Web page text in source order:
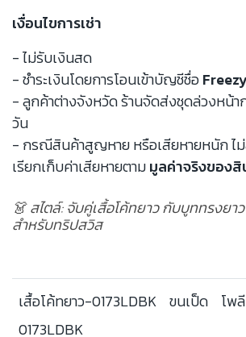
เงื่อนไขการเช่า
- ไม่รับเงินสด
- ชำระเงินโดยการโอนเข้าบัญชีชื่อ
- ลูกค้าต่างจังหวัด ร้านจัดส่งชุดล่วงหน้า
วัน
- กรณีสินค้าสูญหาย หรือเสียหายหนัก ไม่
เรียกเก็บค่าเสียหายตามมูลค่าจริงของสิ
👗 สไตล์: จับคู่เสื้อโค้ทยาว กับบูททรงย
สำหรับทริปสวิส
เสื้อโค้ทยาว-0173LDBK ขนเป็ด โพ
0173LDBK